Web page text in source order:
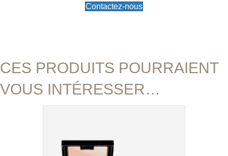
Contactez-nous
CES PRODUITS POURRAIENT
VOUS INTÉRESSER…